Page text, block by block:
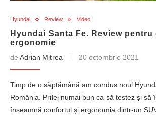
Hyundai Review Video
Hyundai Santa Fe. Review
ergonomie
de Adrian Mitrea 20 octombrie 2021
Timp de o săptămână am condus noul
România. Prilej numai bun ca să testez și să
înseamnă confortul și ergonomia dintr-un